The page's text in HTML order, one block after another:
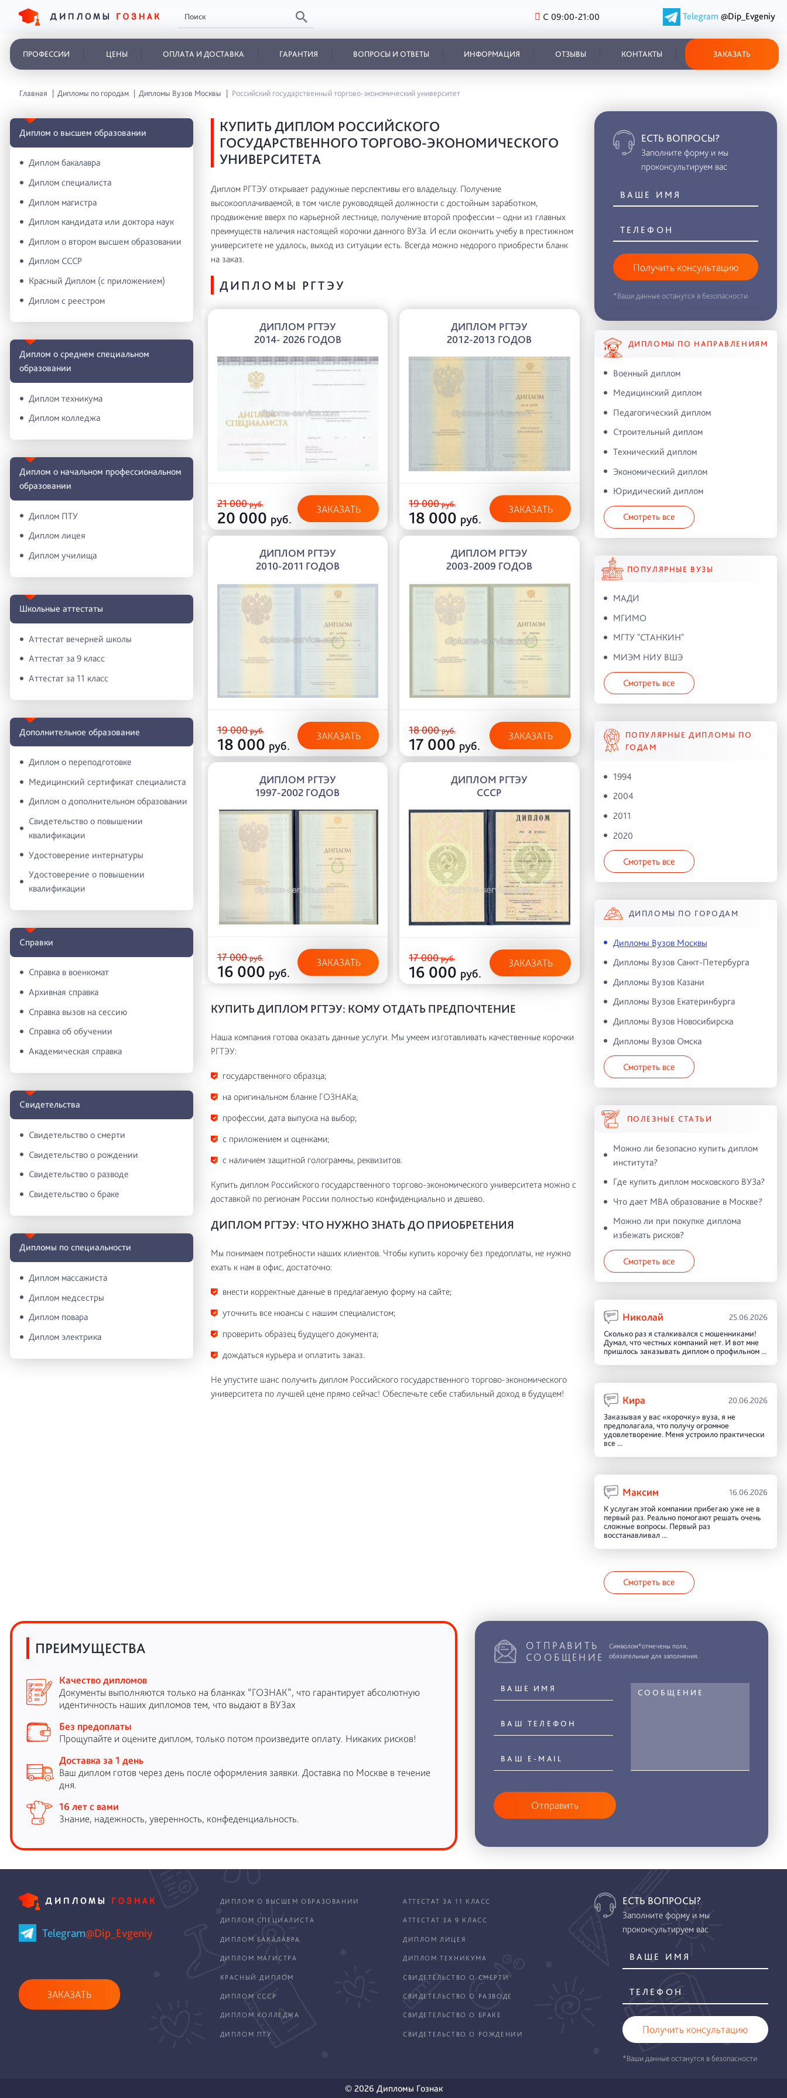
С 09:00-21:00 Telegram @Dip_Evgeniy
ПРОФЕССИИ ЦЕНЫ ОПЛАТА И ДОСТАВКА ГАРАНТИЯ ВОПРОСЫ И ОТВЕТЫ ИНФОРМАЦИЯ ОТЗЫВЫ КОНТАКТЫ ЗАКАЗАТЬ
Главная Дипломы по городам Дипломы Вузов Москвы Российский государственный торгово-экономический университет
Диплом о высшем образовании
Диплом бакалавра
Диплом специалиста
Диплом магистра
Диплом кандидата или доктора наук
Диплом о втором высшем образовании
Диплом СССР
Красный Диплом (с приложением)
Диплом с реестром
Диплом о среднем специальном
образовании
Диплом техникума
Диплом колледжа
Диплом о начальном профессиональном
oбразовании
Диплом ПТУ
Диплом лицея
Диплом училища
Школьные аттестаты
Аттестат вечерней школы
Аттестат за 9 класс
Аттестат за 11 класс
Дополнительное образование
Диплом о переподготовке
Медицинский сертификат специалиста
Диплом о дополнительном образовании
Свидетельство о повышении
квалификации
Удостоверение интернатуры
Удостоверение о повышении
квалификации
Справки
Справка в военкомат
Архивная справка
Справка вызов на сессию
Справка об обучении
Академическая справка
Свидетельства
Свидетельство о смерти
Свидетельство о рождении
Свидетельство о разводе
Свидетельство о браке
Дипломы по специальности
Диплом массажиста
Диплом медсестры
Диплом повара
Диплом электрика
КУПИТЬ ДИПЛОМ РОССИЙСКОГО
ГОСУДАРСТВЕННОГО ТОРГОВО-ЭКОНОМИЧЕСКОГО
УНИВЕРСИТЕТА
Диплом РГТЭУ открывает радужные перспективы его владельцу. Получение
высокооплачиваемой, в том числе руководящей должности с достойным заработком,
продвижение вверх по карьерной лестнице, получение второй профессии – одни из главных
преимуществ наличия настоящей корочки данного ВУЗа. И если окончить учебу в престижном
университете не удалось, выход из ситуации есть. Всегда можно недорого приобрести бланк
на заказ.
ДИПЛОМЫ РГТЭУ
ДИПЛОМ РГТЭУ
2014- 2026 ГОДОВ
21 000руб.
20 000 руб.
ЗАКАЗАТЬ
ДИПЛОМ РГТЭУ
2012-2013 ГОДОВ
19 000руб.
18 000 руб.
ЗАКАЗАТЬ
ДИПЛОМ РГТЭУ
2010-2011 ГОДОВ
19 000руб.
18 000 руб.
ЗАКАЗАТЬ
ДИПЛОМ РГТЭУ
2003-2009 ГОДОВ
18 000руб.
17 000 руб.
ЗАКАЗАТЬ
ДИПЛОМ РГТЭУ
1997-2002 ГОДОВ
17 000руб.
16 000 руб.
ЗАКАЗАТЬ
ДИПЛОМ РГТЭУ
СССР
17 000руб.
16 000 руб.
ЗАКАЗАТЬ
КУПИТЬ ДИПЛОМ РГТЭУ: КОМУ ОТДАТЬ ПРЕДПОЧТЕНИЕ
Наша компания готова оказать данные услуги. Мы умеем изготавливать качественные корочки
РГТЭУ:
государственного образца;
на оригинальном бланке ГОЗНАКа;
профессии, дата выпуска на выбор;
с приложением и оценками;
с наличием защитной голограммы, реквизитов.
Купить диплом Российского государственного торгово-экономического университета можно с
доставкой по регионам России полностью конфиденциально и дешево.
ДИПЛОМ РГТЭУ: ЧТО НУЖНО ЗНАТЬ ДО ПРИОБРЕТЕНИЯ
Мы понимаем потребности наших клиентов. Чтобы купить корочку без предоплаты, не нужно
ехать к нам в офис, достаточно:
внести корректные данные в предлагаемую форму на сайте;
уточнить все нюансы с нашим специалистом;
проверить образец будущего документа;
дождаться курьера и оплатить заказ.
Не упустите шанс получить диплом Российского государственного торгово-экономического
университета по лучшей цене прямо сейчас! Обеспечьте себе стабильный доход в будущем!
ЕСТЬ ВОПРОСЫ?
Заполните форму и мы
проконсультируем вас
Получить консультацию
*Ваши данные останутся в безопасности
ДИПЛОМЫ ПО НАПРАВЛЕНИЯМ
Военный диплом
Медицинский диплом
Педагогический диплом
Строительный диплом
Технический диплом
Экономический диплом
Юридический диплом
Смотреть все
ПОПУЛЯРНЫЕ ВУЗЫ
МАДИ
МГИМО
МГТУ "СТАНКИН"
МИЭМ НИУ ВШЭ
Смотреть все
ПОПУЛЯРНЫЕ ДИПЛОМЫ ПО
ГОДАМ
1994
2004
2011
2020
Смотреть все
ДИПЛОМЫ ПО ГОРОДАМ
Дипломы Вузов Москвы
Дипломы Вузов Санкт-Петербурга
Дипломы Вузов Казани
Дипломы Вузов Екатеринбурга
Дипломы Вузов Новосибирска
Дипломы Вузов Омска
Смотреть все
ПОЛЕЗНЫЕ СТАТЬИ
Можно ли безопасно купить диплом
института?
Где купить диплом московского ВУЗа?
Что дает MBA образование в Москве?
Можно ли при покупке диплома
избежать рисков?
Смотреть все
Николай 25.06.2026
Сколько раз я сталкивался с мошенниками!
Думал, что честных компаний нет. И вот мне
пришлось заказывать диплом о профильном ...
Кира 20.06.2026
Заказывая у вас «корочку» вуза, я не
предполагала, что получу огромное
удовлетворение. Меня устроило практически
все ...
Максим 16.06.2026
К услугам этой компании прибегаю уже не в
первый раз. Реально помогают решать очень
сложные вопросы. Первый раз
восстанавливал ...
Смотреть все
ПРЕИМУЩЕСТВА
Качество дипломов
Документы выполняются только на бланках “ГОЗНАК”, что гарантирует абсолютную
идентичность наших дипломов тем, что выдают в ВУЗах
Без предоплаты
Прощупайте и оцените диплом, только потом произведите оплату. Никаких рисков!
Доставка за 1 день
Ваш диплом готов через день после оформления заявки. Доставка по Москве в течение
дня.
16 лет с вами
Знание, надежность, уверенность, конфеденциальность.
ОТПРАВИТЬ
СООБЩЕНИЕ
Символом*отмечены поля,
обязательные для заполнения.
Отправить
Telegram@Dip_Evgeniy
ЗАКАЗАТЬ
ДИПЛОМ О ВЫСШЕМ ОБРАЗОВАНИИ АТТЕСТАТ ЗА 11 КЛАСС
ДИПЛОМ СПЕЦИАЛИСТА АТТЕСТАТ ЗА 9 КЛАСС
ДИПЛОМ БАКАЛАВРА ДИПЛОМ ЛИЦЕЯ
ДИПЛОМ МАГИСТРА ДИПЛОМ ТЕХНИКУМА
КРАСНЫЙ ДИПЛОМ СВИДЕТЕЛЬСТВО О СМЕРТИ
ДИПЛОМ СССР СВИДЕТЕЛЬСТВО О РАЗВОДЕ
ДИПЛОМ КОЛЛЕДЖА СВИДЕТЕЛЬСТВО О БРАКЕ
ДИПЛОМ ПТУ СВИДЕТЕЛЬСТВО О РОЖДЕНИИ
ЕСТЬ ВОПРОСЫ?
Заполните форму и мы
проконсультируем вас
Получить консультацию
*Ваши данные останутся в безопасности
© 2026 Дипломы Гознак